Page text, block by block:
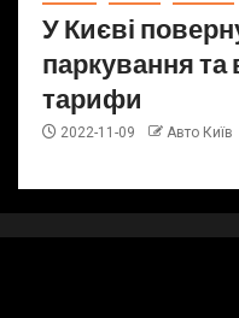
У Києві
паркування та
тарифи
2022-11-09 Авто Київ